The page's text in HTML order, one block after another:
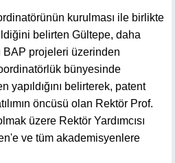
kurulması ile birlikte
belirten Gültepe, daha
BAP projeleri üzerinden
bünyesinde
yapıldığını belirterek, patent
öncüsü olan Rektör Prof.
üzere Rektör Yardımcısı
ve tüm akademisyenlere